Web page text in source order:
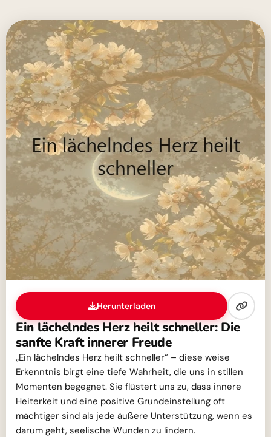
Herunterladen
Ein lächelndes Herz heilt schneller: Die
sanfte Kraft innerer Freude
„Ein lächelndes Herz heilt schneller“ – diese weise
Erkenntnis birgt eine tiefe Wahrheit, die uns in stillen
Momenten begegnet. Sie flüstert uns zu, dass innere
Heiterkeit und eine positive Grundeinstellung oft
mächtiger sind als jede äußere Unterstützung, wenn es
darum geht, seelische Wunden zu lindern.